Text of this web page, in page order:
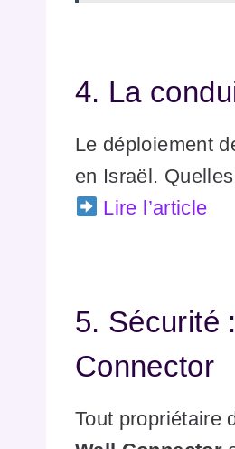
4. La
Le déploiement
en Israël.
Lire l’article
5. Sécurité
Connector
Tout propriétaire